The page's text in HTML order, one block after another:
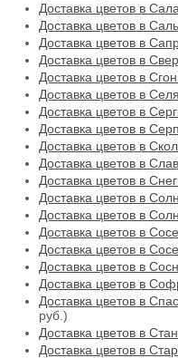
Доставка цветов в
Доставка цветов в
Доставка цветов в
Доставка цветов в
Доставка цветов в
Доставка цветов в
Доставка цветов в
Доставка цветов в
Доставка цветов в
Доставка цветов в
Доставка цветов в
Доставка цветов в
Доставка цветов в
Доставка цветов в
Доставка цветов в
Доставка цветов в
Доставка цветов в
Доставка цветов в
руб.)
Доставка цветов в
Доставка цветов в